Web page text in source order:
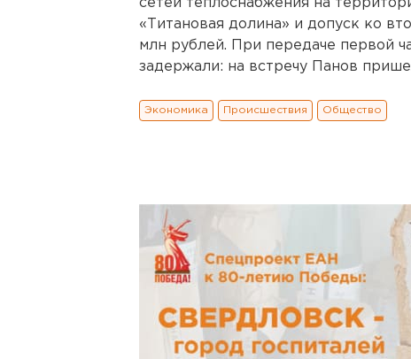
сетей теплоснабжения на
«Титановая долина» и допуск ко
млн рублей. При передаче первой
задержали: на встречу Панов
Экономика Происшествия Общество